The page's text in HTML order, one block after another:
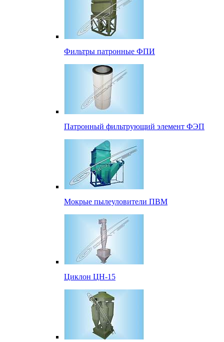
Фильтры патронные ФПИ
Патронный фильтрующий элемент ФЭП
Мокрые пылеуловители ПВМ
Циклон ЦН-15